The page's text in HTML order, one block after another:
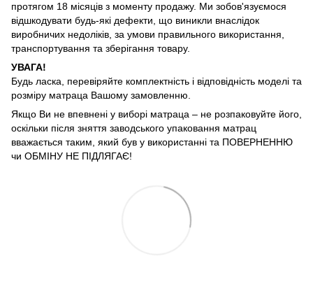
протягом 18 місяців з моменту продажу. Ми зобов'язуємося
відшкодувати будь-які дефекти, що виникли внаслідок
виробничих недоліків, за умови правильного використання,
транспортування та зберігання товару.
УВАГА!
Будь ласка, перевіряйте комплектність і відповідність моделі та
розміру матраца Вашому замовленню.
Якщо Ви не впевнені у виборі матраца – не розпаковуйте його,
оскільки після зняття заводського упаковання матрац
вважається таким, який був у використанні та ПОВЕРНЕННЮ
чи ОБМІНУ НЕ ПІДЛЯГАЄ!